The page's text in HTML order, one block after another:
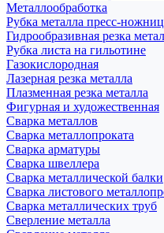
Металлообработка
Рубка металла пресс-
Гидрообразивная резка
Рубка листа на гильотине
Газокислородная
Лазерная резка металла
Плазменная резка металла
Фигурная и художественная
Сварка металлов
Сварка металлопроката
Сварка арматуры
Сварка швеллера
Сварка металлической балки
Сварка листового
Сварка металлических труб
Сверление металла